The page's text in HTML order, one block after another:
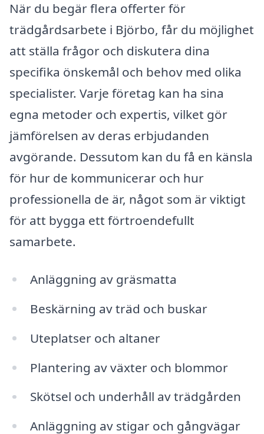
När du begär flera offerter för
trädgårdsarbete i Björbo, får du möjlighet
att ställa frågor och diskutera dina
specifika önskemål och behov med olika
specialister. Varje företag kan ha sina
egna metoder och expertis, vilket gör
jämförelsen av deras erbjudanden
avgörande. Dessutom kan du få en känsla
för hur de kommunicerar och hur
professionella de är, något som är viktigt
för att bygga ett förtroendefullt
samarbete.
Anläggning av gräsmatta
Beskärning av träd och buskar
Uteplatser och altaner
Plantering av växter och blommor
Skötsel och underhåll av trädgården
Anläggning av stigar och gångvägar